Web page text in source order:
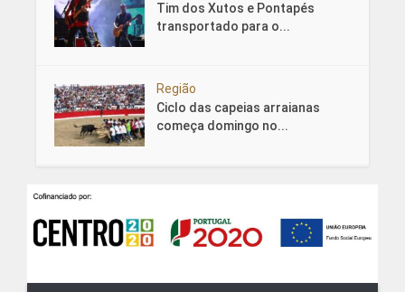
Tim dos Xutos e Pontapés
transportado para o...
Região
Ciclo das capeias arraianas
começa domingo no...